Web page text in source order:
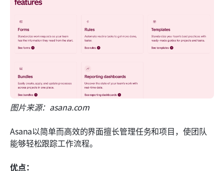
图片来源：asana.com
Asana以简单而高效的界面擅长管理任务和项目，使团队
能够轻松跟踪工作流程。
优点：